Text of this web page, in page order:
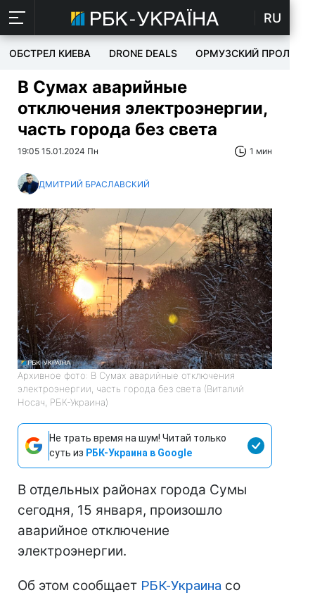
RU
ОБСТРЕЛ КИЕВА DRONE DEALS ОРМУЗСКИЙ ПРОЛИВ
В Сумах аварийные
отключения электроэнергии,
часть города без света
19:05 15.01.2024 Пн 1 мин
ДМИТРИЙ БРАСЛАВСКИЙ
Архивное фото: В Сумах аварийные отключения
электроэнергии, часть города без света (Виталий
Носач, РБК-Украина)
Не трать время на шум! Читай только
суть из РБК-Украина в Google
В отдельных районах города Сумы
сегодня, 15 января, произошло
аварийное отключение
электроэнергии.
Об этом сообщает РБК-Украина со